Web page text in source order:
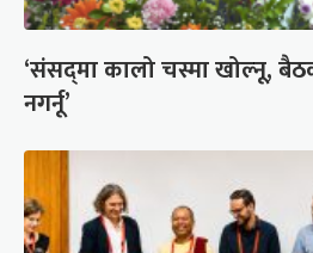
‘संसद्‍मा कालो चस्मा खोल्नू,
नगर्नू’